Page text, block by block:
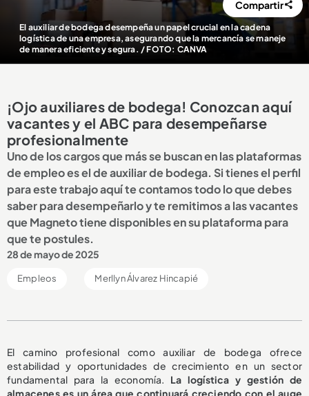
El auxiliar de bodega desempeña un papel crucial en la cadena
logística de una empresa, asegurando que la mercancía se maneje
de manera eficiente y segura. / FOTO: CANVA
Compartir
¡Ojo auxiliares de bodega! Conozcan aquí
vacantes y el ABC para desempeñarse
profesionalmente
Uno de los cargos que más se buscan en las plataformas
de empleo es el de auxiliar de bodega. Si tienes el perfil
para este trabajo aquí te contamos todo lo que debes
saber para desempeñarlo y te remitimos a las vacantes
que Magneto tiene disponibles en su plataforma para
que te postules.
28 de mayo de 2025
Empleos Merllyn Álvarez Hincapié
El camino profesional como auxiliar de bodega ofrece
estabilidad y oportunidades de crecimiento en un sector
fundamental para la economía. La logística y gestión de
almacenes es un área que continuará creciendo con el auge